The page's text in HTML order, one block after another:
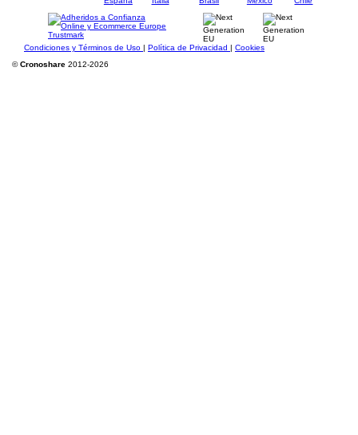
Condiciones y Términos de Uso | Política de Privacidad | Cookies
©Cronoshare 2012-2026